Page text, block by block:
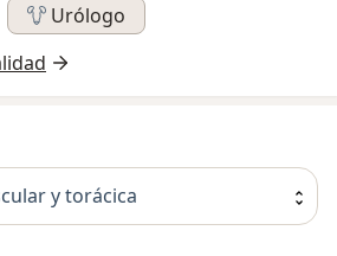
Urólogo
y torácica